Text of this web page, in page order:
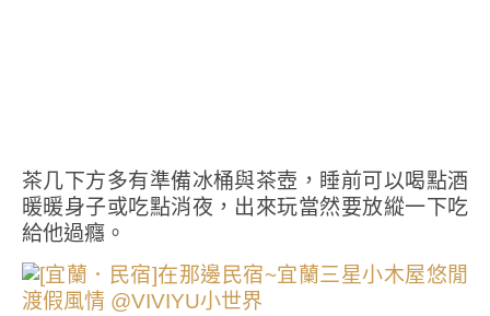
茶几下方多有準備冰桶與茶壺，睡前可以喝點酒
暖暖身子或吃點消夜，出來玩當然要放縱一下吃
給他過癮。